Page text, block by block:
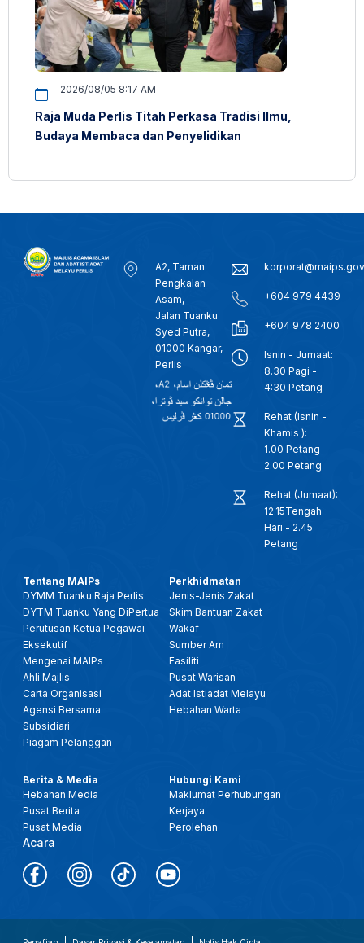
2026/08/05 8:17 AM
Raja Muda Perlis Titah Perkasa Tradisi Ilmu,
Budaya Membaca dan Penyelidikan
A2, Taman
Pengkalan
Asam,
Jalan Tuanku
Syed Putra,
01000 Kangar,
Perlis
+604 979 4439
+604 978 2400
Isnin - Jumaat:
8.30 Pagi -
4:30 Petang
Rehat (Isnin -
Khamis ):
1.00 Petang -
2.00 Petang
Rehat (Jumaat):
12.15Tengah
Hari - 2.45
Petang
Tentang MAIPs
DYMM Tuanku Raja Perlis
DYTM Tuanku Yang DiPertua
Perutusan Ketua Pegawai
Eksekutif
Mengenai MAIPs
Ahli Majlis
Carta Organisasi
Agensi Bersama
Subsidiari
Piagam Pelanggan
Perkhidmatan
Jenis-Jenis Zakat
Skim Bantuan Zakat
Wakaf
Sumber Am
Fasiliti
Pusat Warisan
Adat Istiadat Melayu
Hebahan Warta
Berita & Media
Hebahan Media
Pusat Berita
Pusat Media
Acara
Hubungi Kami
Maklumat Perhubungan
Kerjaya
Perolehan